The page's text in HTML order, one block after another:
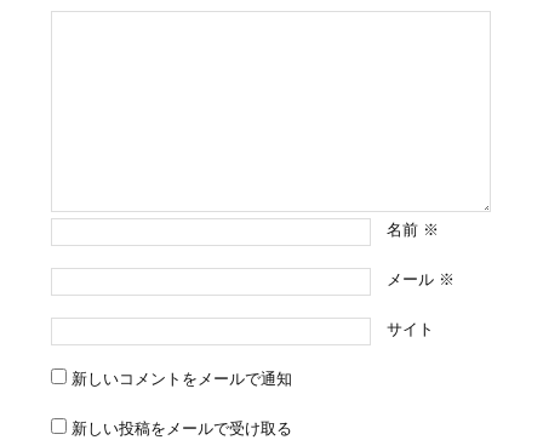
名前 ※
メール ※
サイト
新しいコメントをメールで通知
新しい投稿をメールで受け取る